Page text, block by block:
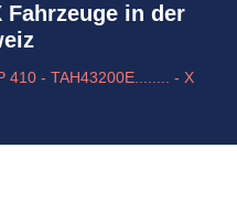
Fahrzeuge in der
410 - TAH43200E........ - X